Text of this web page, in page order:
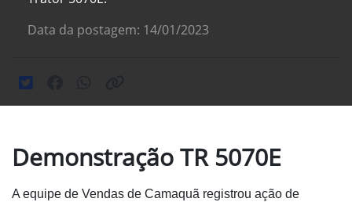
Data da postagem: 14/01/2023
Demonstração TR 5070E
A equipe de Vendas de Camaquã registrou ação de